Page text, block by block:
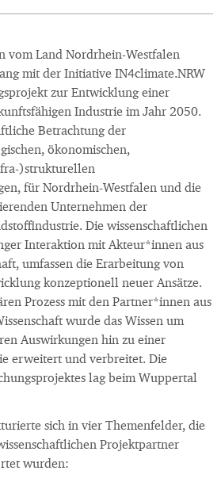
vom Land Nordrhein-Westfalen
mit der Initiative IN4climate.NRW
zur Entwicklung einer
Industrie im Jahr 2050.
Betrachtung der
ökonomischen,
)strukturellen
für Nordrhein-Westfalen und die
Unternehmen der
Die wissenschaftlichen
Interaktion mit Akteur*innen aus
umfassen die Erarbeitung von
konzeptionell neuer Ansätze.
Prozess mit den Partner*innen aus
wurde das Wissen um
Auswirkungen hin zu einer
erweitert und verbreitet. Die
lag beim Wuppertal
sich in vier Themenfelder, die
Projektpartner
wurden: